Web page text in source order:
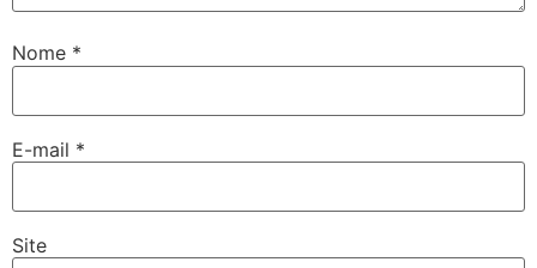
Nome *
E-mail *
Site